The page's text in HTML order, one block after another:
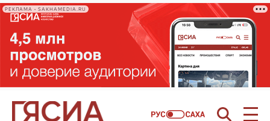
РЕКЛАМА • SAKHAMEDIA.RU